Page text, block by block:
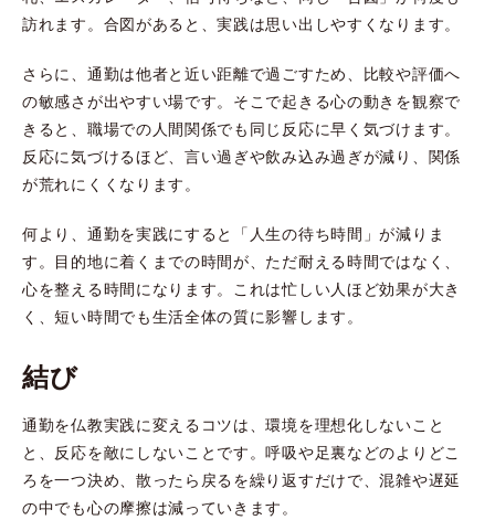
訪れます。合図があると、実践は思い出しやすくなります。
さらに、通勤は他者と近い距離で過ごすため、比較や評価へ
の敏感さが出やすい場です。そこで起きる心の動きを観察で
きると、職場での人間関係でも同じ反応に早く気づけます。
反応に気づけるほど、言い過ぎや飲み込み過ぎが減り、関係
が荒れにくくなります。
何より、通勤を実践にすると「人生の待ち時間」が減りま
す。目的地に着くまでの時間が、ただ耐える時間ではなく、
心を整える時間になります。これは忙しい人ほど効果が大き
く、短い時間でも生活全体の質に影響します。
結び
通勤を仏教実践に変えるコツは、環境を理想化しないこと
と、反応を敵にしないことです。呼吸や足裏などのよりどこ
ろを一つ決め、散ったら戻るを繰り返すだけで、混雑や遅延
の中でも心の摩擦は減っていきます。